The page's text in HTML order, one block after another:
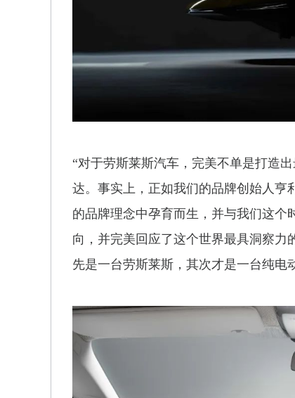
“对于劳斯莱斯汽车，完美不单是打造
达。事实上，正如我们的品牌创始人亨
的品牌理念中孕育而生，并与我们这
向，并完美回应了这个世界最具洞察
先是一台劳斯莱斯，其次才是一台纯电